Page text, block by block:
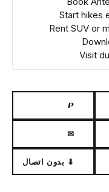
Start hikes
Rent SUV or
Visit
𝙋
✉
⬇ بدون اتصال